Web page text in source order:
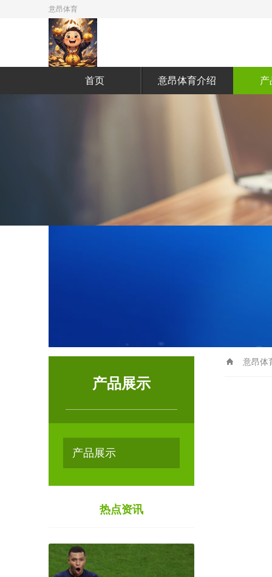
意昂体育
首页 意昂体育介绍 产
产品展示
产品展示
热点资讯
意昂体